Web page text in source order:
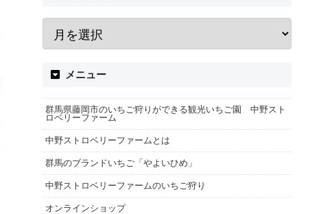
メニュー
群馬県藤岡市のいちご狩りができる観光いちご園 中野スト
ロベリーファーム
中野ストロベリーファームとは
群馬のブランドいちご「やよいひめ」
中野ストロベリーファームのいちご狩り
オンラインショップ